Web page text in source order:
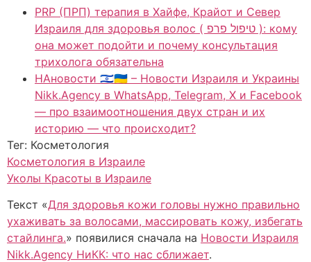
PRP (ПРП) терапия в Хайфе, Крайот и Север
Израиля для здоровья волос ( טיפול פרפ ): кому
она может подойти и почему консультация
трихолога обязательна
НАновости 🇮🇱🇺🇦 – Новости Израиля и Украины
Nikk.Agency в WhatsApp, Telegram, X и Facebook
— про взаимоотношения двух стран и их
историю — что происходит?
Тег: Косметология
Косметология в Израиле
Уколы Красоты в Израиле
Текст «Для здоровья кожи головы нужно правильно
ухаживать за волосами, массировать кожу, избегать
стайлинга.» появилися сначала на Новости Израиля
Nikk.Agency НиКК: что нас сближает.